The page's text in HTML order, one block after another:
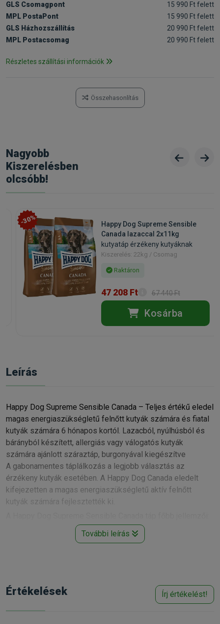
GLS Csomagpont
15 990 Ft felett
MPL PostaPont
15 990 Ft felett
GLS Házhozszállítás
20 990 Ft felett
MPL Postacsomag
20 990 Ft felett
Részletes szállítási információk
Összehasonlítás
Nagyobb
Kiszerelésben
olcsóbb!
-30%
Happy Dog Supreme Sensible
Canada lazaccal 2x11kg
kutyatáp érzékeny kutyáknak
Kiszerelés: 22kg / Csomag
Raktáron
47 208 Ft 67 440 Ft
Kosárba
Leírás
Happy Dog Supreme Sensible Canada – Teljes értékű eledel
magas energiaszükségletű felnőtt kutyák számára és fiatal
kutyák számára 6 hónapos kortól. Lazacból, nyúlhúsból és
bárányból készített, allergiás vagy válogatós kutyák
számára ajánlott száraztáp, burgonyával kiegészítve
A gabonamentes táplálkozás a legjobb választás az
érzékeny kutyák esetében. A Happy Dog Canada eledelt
kifejezetten a magas energiaszükségletű aktív felnőtt
kutyák számára fejlesztették ki.
• Ideális érzékeny, aktív kutyák számára
anyagoktól mentes.
A Canada rendkívül ízletes teljes értékű szuperprémium
eledel, amely finom lazacból, ízletes nyúl- és bárányhúsból,
További leírás
Értékelések Írj értékelést!